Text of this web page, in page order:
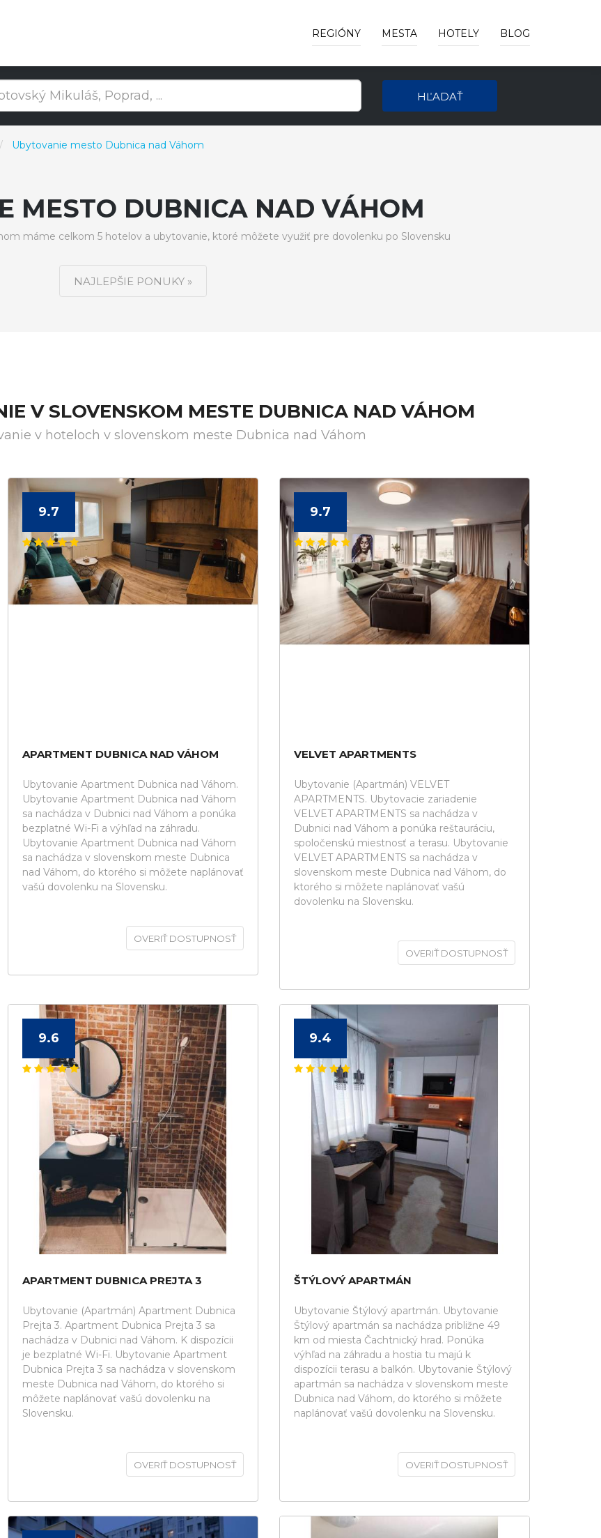
REGIÓNY MESTA HOTELY BLOG
HĽADAŤ
Ubytovanie mesto Dubnica nad Váhom
MESTO DUBNICA NAD VÁHOM
máme celkom 5 hotelov a ubytovanie, ktoré môžete využiť pre dovolenku po Slovensku
NAJLEPŠIE PONUKY »
V SLOVENSKOM MESTE DUBNICA NAD VÁHOM
v hoteloch v slovenskom meste Dubnica nad Váhom
9.7
APARTMENT DUBNICA NAD VÁHOM
Ubytovanie Apartment Dubnica nad Váhom.
Ubytovanie Apartment Dubnica nad Váhom
sa nachádza v Dubnici nad Váhom a ponúka
bezplatné Wi-Fi a výhľad na záhradu.
Ubytovanie Apartment Dubnica nad Váhom
sa nachádza v slovenskom meste Dubnica
nad Váhom, do ktorého si môžete naplánovať
vašú dovolenku na Slovensku.
OVERIŤ DOSTUPNOSŤ
9.7
VELVET APARTMENTS
Ubytovanie (Apartmán) VELVET
APARTMENTS. Ubytovacie zariadenie
VELVET APARTMENTS sa nachádza v
Dubnici nad Váhom a ponúka reštauráciu,
spoločenskú miestnosť a terasu. Ubytovanie
VELVET APARTMENTS sa nachádza v
slovenskom meste Dubnica nad Váhom, do
ktorého si môžete naplánovať vašú
dovolenku na Slovensku.
OVERIŤ DOSTUPNOSŤ
9.6
APARTMENT DUBNICA PREJTA 3
Ubytovanie (Apartmán) Apartment Dubnica
Prejta 3. Apartment Dubnica Prejta 3 sa
nachádza v Dubnici nad Váhom. K dispozícii
je bezplatné Wi-Fi. Ubytovanie Apartment
Dubnica Prejta 3 sa nachádza v slovenskom
meste Dubnica nad Váhom, do ktorého si
môžete naplánovať vašú dovolenku na
Slovensku.
OVERIŤ DOSTUPNOSŤ
9.4
ŠTÝLOVÝ APARTMÁN
Ubytovanie Štýlový apartmán. Ubytovanie
Štýlový apartmán sa nachádza približne 49
km od miesta Čachtnický hrad. Ponúka
výhľad na záhradu a hostia tu majú k
dispozícii terasu a balkón. Ubytovanie Štýlový
apartmán sa nachádza v slovenskom meste
Dubnica nad Váhom, do ktorého si môžete
naplánovať vašú dovolenku na Slovensku.
OVERIŤ DOSTUPNOSŤ